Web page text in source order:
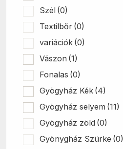
Szél (0)
Textilbőr (0)
variációk (0)
Vászon (1)
Fonalas (0)
Gyögyház Kék (4)
Gyögyház selyem (11)
Gyögyház zöld (0)
Gyönygház Szürke (0)